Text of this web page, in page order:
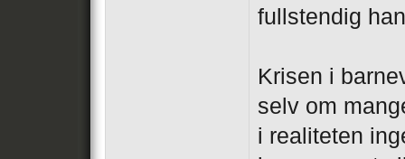
fullstendig
Krisen i
selv om
i realiteten